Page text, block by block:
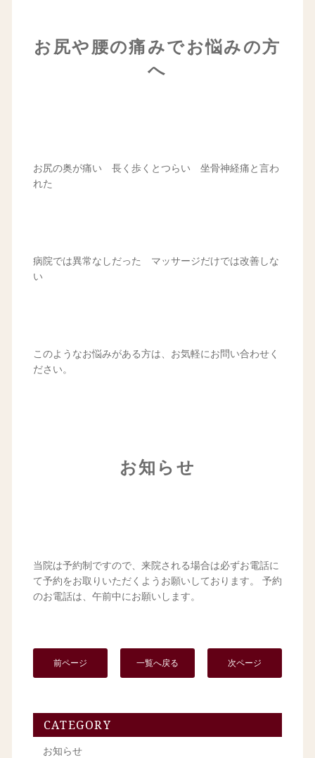
お尻や腰の痛みでお悩みの方
へ
お尻の奥が痛い 長く歩くとつらい 坐骨神経痛と言わ
れた
病院では異常なしだった マッサージだけでは改善しな
い
このようなお悩みがある方は、お気軽にお問い合わせく
ださい。
お知らせ
当院は予約制ですので、来院される場合は必ずお電話に
て予約をお取りいただくようお願いしております。 予約
のお電話は、午前中にお願いします。
前ページ 一覧へ戻る 次ページ
CATEGORY
お知らせ